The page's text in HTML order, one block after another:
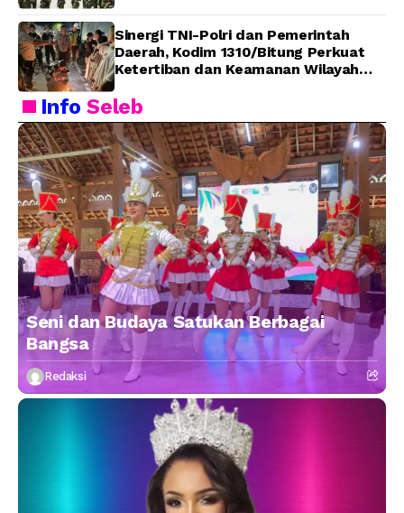
Sinergi TNI-Polri dan Pemerintah
Daerah, Kodim 1310/Bitung Perkuat
Ketertiban dan Keamanan Wilayah
InfoSeleb
Seni dan Budaya Satukan Berbagai
Bangsa
Redaksi